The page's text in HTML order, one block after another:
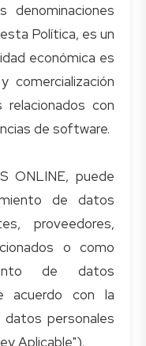
denominaciones
Política, es un
económica es
comercialización
con
de software.
ONLINE, puede
de datos
proveedores,
o como
de datos
acuerdo con la
personales